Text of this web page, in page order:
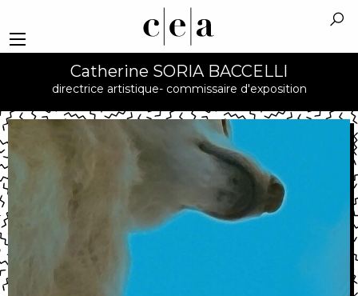
Catherine SORIA BACCELLI
directrice artistique- commissaire d'exposition